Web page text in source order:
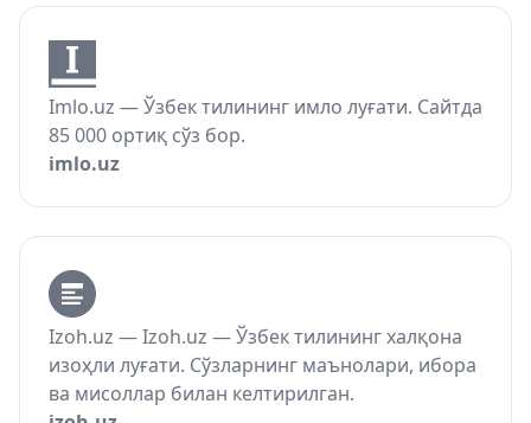
Imlo.uz — Ўзбек тилининг имло луғати. Сайтда
85 000 ортиқ сўз бор.
imlo.uz
Izoh.uz — Izoh.uz — Ўзбек тилининг халқона
изоҳли луғати. Сўзларнинг маънолари, ибора
ва мисоллар билан келтирилган.